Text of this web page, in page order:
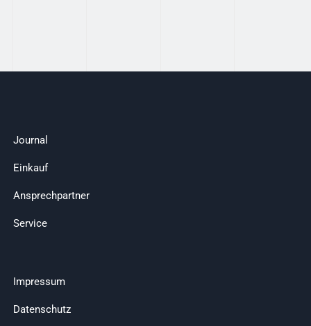
Journal
Einkauf
Ansprechpartner
Service
Impressum
Datenschutz